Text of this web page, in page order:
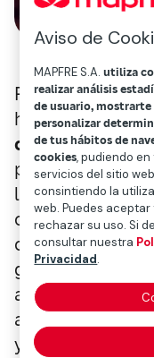
Pero la
herramientas
ciertos desafíos
preocupación
la excesiva
ofrecidos por
crítico y empatía
garantizar la
acceso a estas
alumnado,
y localización.
Aviso de
MAPFRE S.A.utiliza
realizar análisis
de usuario,
personalizar
de tus hábitos de
cookies, pudiendo
servicios del sitio
consintiendo la
web. Puedes
rechazar su uso. Si
consultar nuestra
Privacidad.